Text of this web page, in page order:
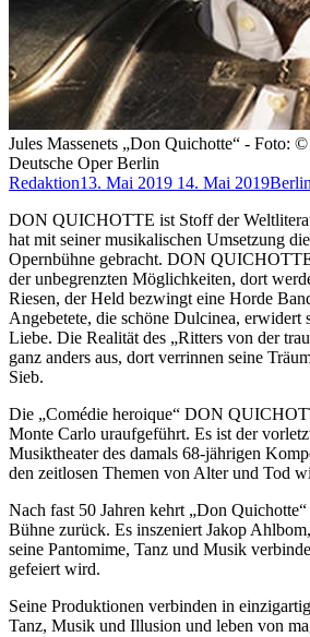
Jules Massenets „Don Quichotte“ - Foto:
Deutsche Oper Berlin
Redaktion13. Mai 2019 14. Mai 2019Berlin
DON QUICHOTTE ist Stoff der
hat mit seiner musikalischen Umsetzung
Opernbühne gebracht. DON
der unbegrenzten Möglichkeiten, dort
Riesen, der Held bezwingt eine Horde
Angebetete, die schöne Dulcinea, erwidert
Liebe. Die Realität des „Ritters von der
ganz anders aus, dort verrinnen seine
Sieb.
Die „Comédie heroique“ DON
Monte Carlo uraufgeführt. Es ist der
Musiktheater des damals 68-jährigen
den zeitlosen Themen von Alter und Tod
Nach fast 50 Jahren kehrt „Don
Bühne zurück. Es inszeniert Jakop
seine Pantomime, Tanz und Musik
gefeiert wird.
Seine Produktionen verbinden in
Tanz, Musik und Illusion und leben von